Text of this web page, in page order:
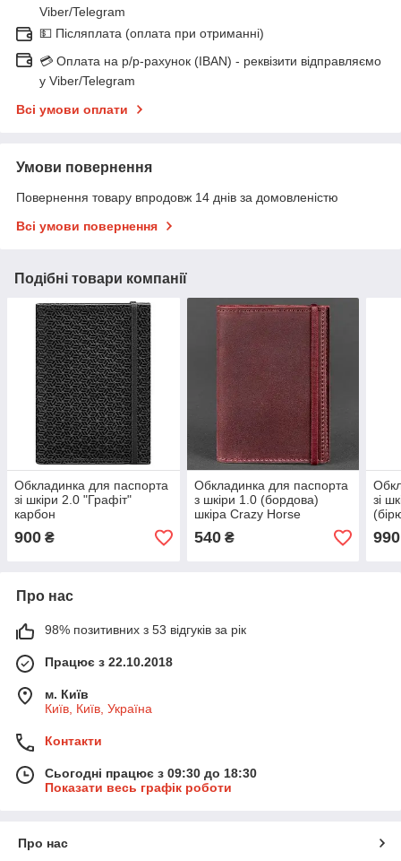
Viber/Telegram
💵 Післяплата (оплата при отриманні)
💳 Оплата на р/р-рахунок (IBAN) - реквізити відправляємо
у Viber/Telegram
Всі умови оплати
Умови повернення
Повернення товару впродовж 14 днів за домовленістю
Всі умови повернення
Подібні товари компанії
Обкладинка для паспорта
зі шкіри 2.0 "Графіт"
карбон
900 ₴
Обкладинка для паспорта
з шкіри 1.0 (бордова)
шкіра Crazy Horse
540₴
зі
990
Про нас
98% позитивних з 53 відгуків за рік
Працює з 22.10.2018
м. Київ
Київ, Київ, Україна
Контакти
Сьогодні працює з 09:30 до 18:30
Показати весь графік роботи
Про нас